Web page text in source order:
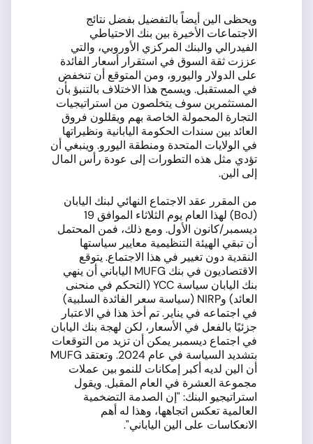
ويحظى الين أيضاً بالتفضيل بفضل نتائج
الاجتماعات الأخيرة بين بنك الاحتياطي
الفيدرالي والبنك المركزي الأوروبي، والتي
عززت ثقة السوق في استقرار أسعار الفائدة
على الدولار واليورو، ومن المتوقع أن تنخفض
في المستقبل. ويسمح هذا الاختلاف بالتنبؤ بأن
المستثمرين سوف يتخلصون من استراتيجيات
التجارة المحمولة الخاصة بهم ويقللون فروق
العائد بين سندات الحكومة اليابانية ونظيراتها
في الولايات المتحدة ومنطقة اليورو. وينبغي أن
تؤدي مثل هذه التطورات إلى عودة رأس المال
إلى الين.
من المقرر عقد الاجتماع النهائي لبنك اليابان
(BoJ) لهذا العام يوم الثلاثاء الموافق 19
ديسمبر/كانون الأول. ومع ذلك، فمن المحتمل
أن تبقي الهيئة التنظيمية معايير سياستها
النقدية دون تغيير في هذا الاجتماع. يتوقع
الاقتصاديون في بنك MUFG الياباني أن ينهي
بنك اليابان سياسة YCC (التحكم في منحنى
العائد) وNIRP (سياسة سعر الفائدة السلبية)
في اجتماعه في يناير. تم أخذ هذا في الاعتبار
جزئيًا بالفعل في الأسعار، لكن لهجة بنك اليابان
في اجتماع ديسمبر يمكن أن تزيد من التوقعات
بتشديد السياسة في عام 2024. وتعتقد MUFG
أن الين لديه أكبر إمكانات للنمو بين عملات
مجموعة العشرة في العام المقبل. ويقول
استراتيجيو البنك: "إن الصدمة التضخمية
العالمية تعكس اتجاهها، وهذا له أهم
الانعكاسات على الين الياباني".